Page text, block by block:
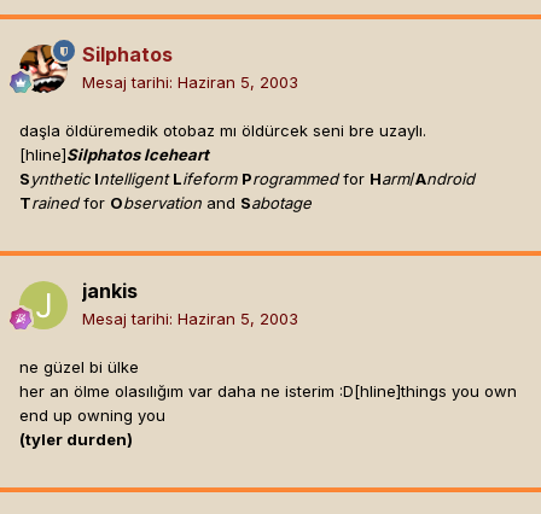
Silphatos
Mesaj tarihi: Haziran 5, 2003
daşla öldüremedik otobaz mı öldürcek seni bre uzaylı.
[hline]Silphatos Iceheart
Synthetic Intelligent Lifeform Programmedfor Harm/Android
Trainedfor Observation and Sabotage
jankis
Mesaj tarihi: Haziran 5, 2003
ne güzel bi ülke
her an ölme olasılığım var daha ne isterim :D[hline]things you own
end up owning you
(tyler durden)